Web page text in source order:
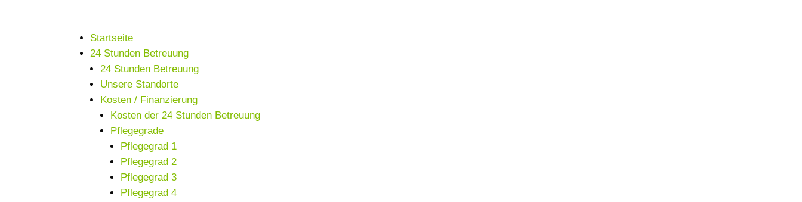
Startseite
24 Stunden Betreuung
24 Stunden Betreuung
Unsere Standorte
Kosten / Finanzierung
Kosten der 24 Stunden Betreuung
Pflegegrade
Pflegegrad 1
Pflegegrad 2
Pflegegrad 3
Pflegegrad 4